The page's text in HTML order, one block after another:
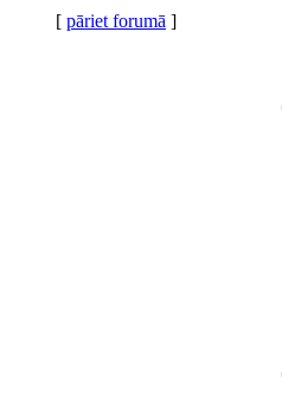
[ pāriet forumā ]